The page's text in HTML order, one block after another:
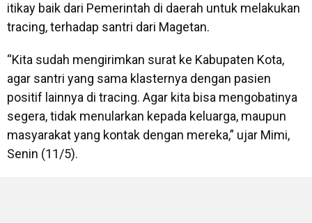
itikay baik dari Pemerintah di daerah untuk melakukan
tracing, terhadap santri dari Magetan.
“Kita sudah mengirimkan surat ke Kabupaten Kota,
agar santri yang sama klasternya dengan pasien
positif lainnya di tracing. Agar kita bisa mengobatinya
segera, tidak menularkan kepada keluarga, maupun
masyarakat yang kontak dengan mereka,” ujar Mimi,
Senin (11/5).